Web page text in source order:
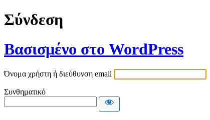
Σύνδεση
Βασισμένο στο WordPress
Όνομα χρήστη ή διεύθυνση email
Συνθηματικό